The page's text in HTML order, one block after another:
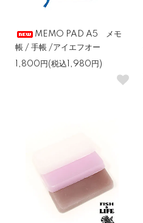
MEMO PAD A5 メモ
帳 / 手帳 /アイエフオー
1,800円(税込1,980円)